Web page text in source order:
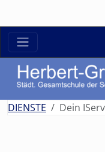
zurück
DIENSTE
Dein